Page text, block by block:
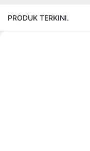
PRODUK TERKINI.